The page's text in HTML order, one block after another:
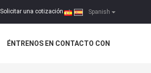
Spanish
Solicitar una cotización |
ÉNTRENOS EN CONTACTO CON